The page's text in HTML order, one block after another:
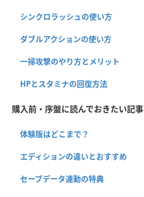
シンクロラッシュの使い方
ダブルアクションの使い方
一掃攻撃のやり方とメリット
HPとスタミナの回復方法
購入前・序盤に読んでおきたい記事
体験版はどこまで？
エディションの違いとおすすめ
セーブデータ連動の特典